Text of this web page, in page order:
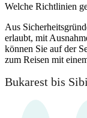
Welche Richtlinien
Aus
erlaubt, mit
können Sie auf der
zum Reisen mit
Bukarest bis